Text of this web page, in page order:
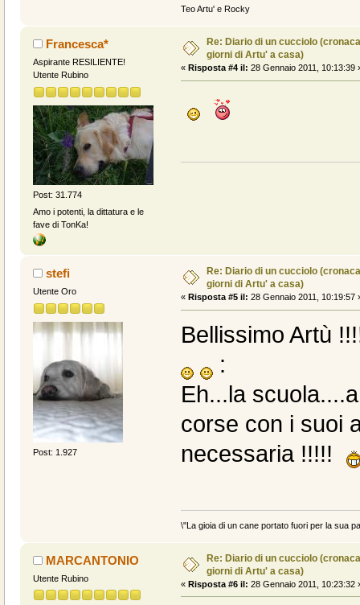
Teo Artu' e Rocky
Francesca*
Aspirante RESILIENTE!
Utente Rubino
Post: 31.774
Amo i potenti, la dittatura e le
fave di TonKa!
Re: Diario di un cucciolo
giorni di Artu' a casa)
« Risposta #4 il: 28 Gennaio 2011, 10:13:39
stefi
Utente Oro
Post: 1.927
Re: Diario di un cucciolo
giorni di Artu' a casa)
« Risposta #5 il: 28 Gennaio 2011, 10:19:57
Bellissimo Artù
:
Eh...la
corse con i suoi
necessaria !!!!!
\"La gioia di un cane portato fuori per la sua
MARCANTONIO
Utente Rubino
Re: Diario di un cucciolo
giorni di Artu' a casa)
« Risposta #6 il: 28 Gennaio 2011, 10:23:32